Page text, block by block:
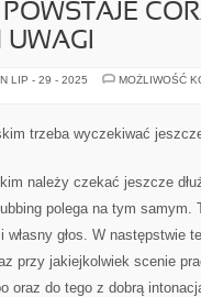
LIP - 29 - 2025
MOŻLIWOŚĆ
trzeba wyczekiwać
należy czekać jeszcze
polega na tym samym.
własny głos. W następstwie
przy jakiejkolwiek scenie
oraz do tego z dobrą